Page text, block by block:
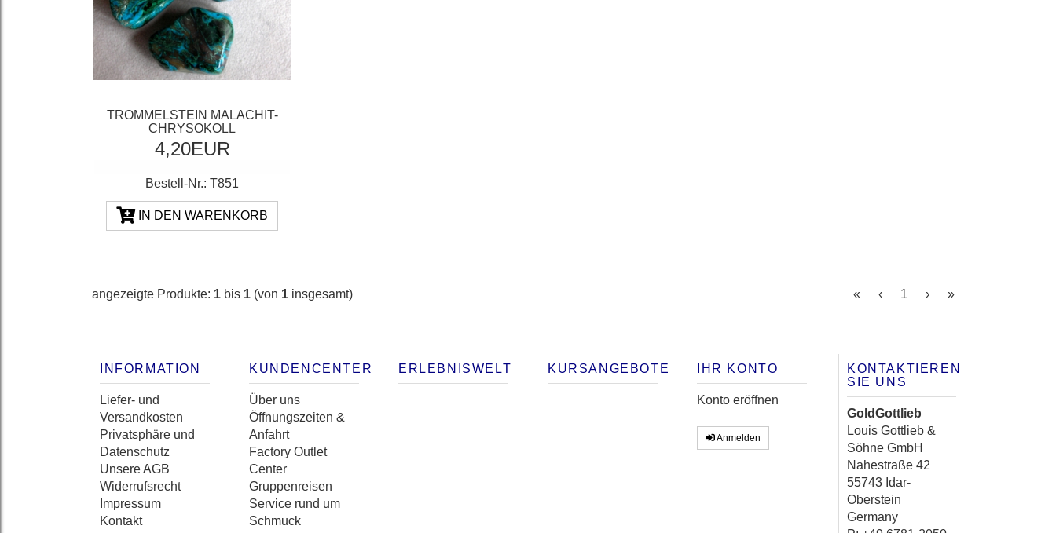
TROMMELSTEIN MALACHIT-
CHRYSOKOLL
4,20EUR
Bestell-Nr.: T851
IN DEN WARENKORB
angezeigte Produkte: 1 bis 1 (von 1 insgesamt) « ‹ 1 (current)
› »
INFORMATION
Liefer- und
Versandkosten
Privatsphäre und
Datenschutz
Unsere AGB
Widerrufsrecht
Impressum
Kontakt
KUNDENCENTER
Über uns
Öffnungszeiten &
Anfahrt
Factory Outlet
Center
Gruppenreisen
Service rund um
Schmuck
ERLEBNISWELT KURSANGEBOTE IHR KONTO
Konto eröffnen
Anmelden
KONTAKTIEREN
SIE UNS
GoldGottlieb
Louis Gottlieb &
Söhne GmbH
Nahestraße 42
55743 Idar-
Oberstein
Germany